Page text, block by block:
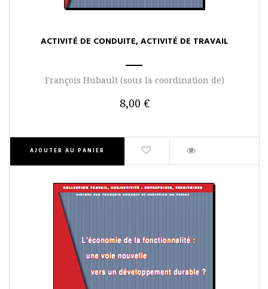
AJOUTER AU PANIER
ACTIVITÉ DE CONDUITE, ACTIVITÉ DE TRAVAIL
François Hubault (sous la coordination de)
8,00 €